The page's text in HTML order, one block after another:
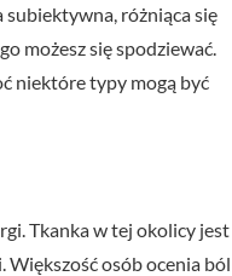
różniąca się
możesz się spodziewać.
niektóre typy mogą być
Tkanka w tej okolicy jest
osób ocenia ból